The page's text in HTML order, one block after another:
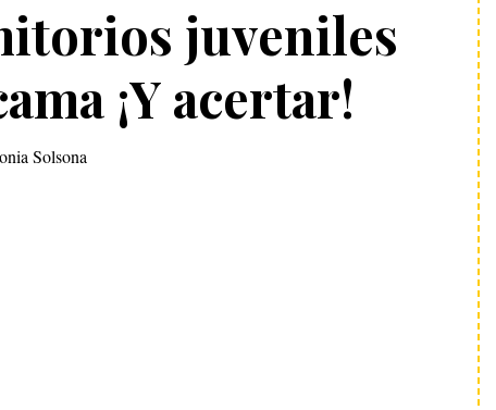
juveniles
¡Y acertar!
Solsona